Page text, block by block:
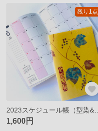
残り1点
2023スケジュール帳（型染&手描き・野葡萄／山吹色）B6
1,600円